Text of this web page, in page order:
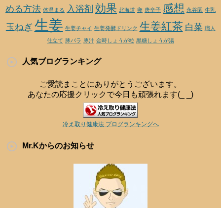
める方法 体温まる 入浴剤 効果 北海道 卵 唐辛子 感想 永谷園 牛乳
玉ねぎ 生姜 生姜チャイ 生姜発酵ドリンク 生姜紅茶 白菜 職人
仕立て 豚バラ 豚汁 金時しょうが粒 黒糖しょうが湯
人気ブログランキング
ご愛読まことにありがとうございます。
あなたの応援クリックで今日も頑張れます(_ _)
冷え取り健康法 ブログランキングへ
Mr.Kからのお知らせ